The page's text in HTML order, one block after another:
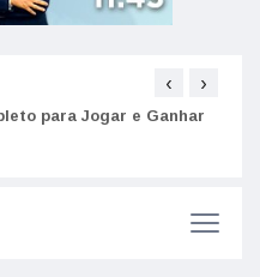
para Jogar e Ganhar
‹ ›